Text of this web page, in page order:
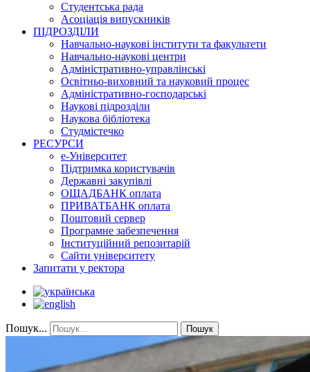
Студентська рада
Асоціація випускників
ПІДРОЗДІЛИ
Навчально-наукові інститути та факультети
Навчально-наукові центри
Адміністративно-управлінські
Освітньо-виховний та науковий процес
Адміністративно-господарські
Наукові підрозділи
Наукова бібліотека
Студмістечко
РЕСУРСИ
е-Університет
Підтримка користувачів
Державні закупівлі
ОЩАДБАНК оплата
ПРИВАТБАНК оплата
Поштовий сервер
Програмне забезпечення
Інституційний репозитарій
Сайти університету
Запитати у ректора
Пошук... Пошук